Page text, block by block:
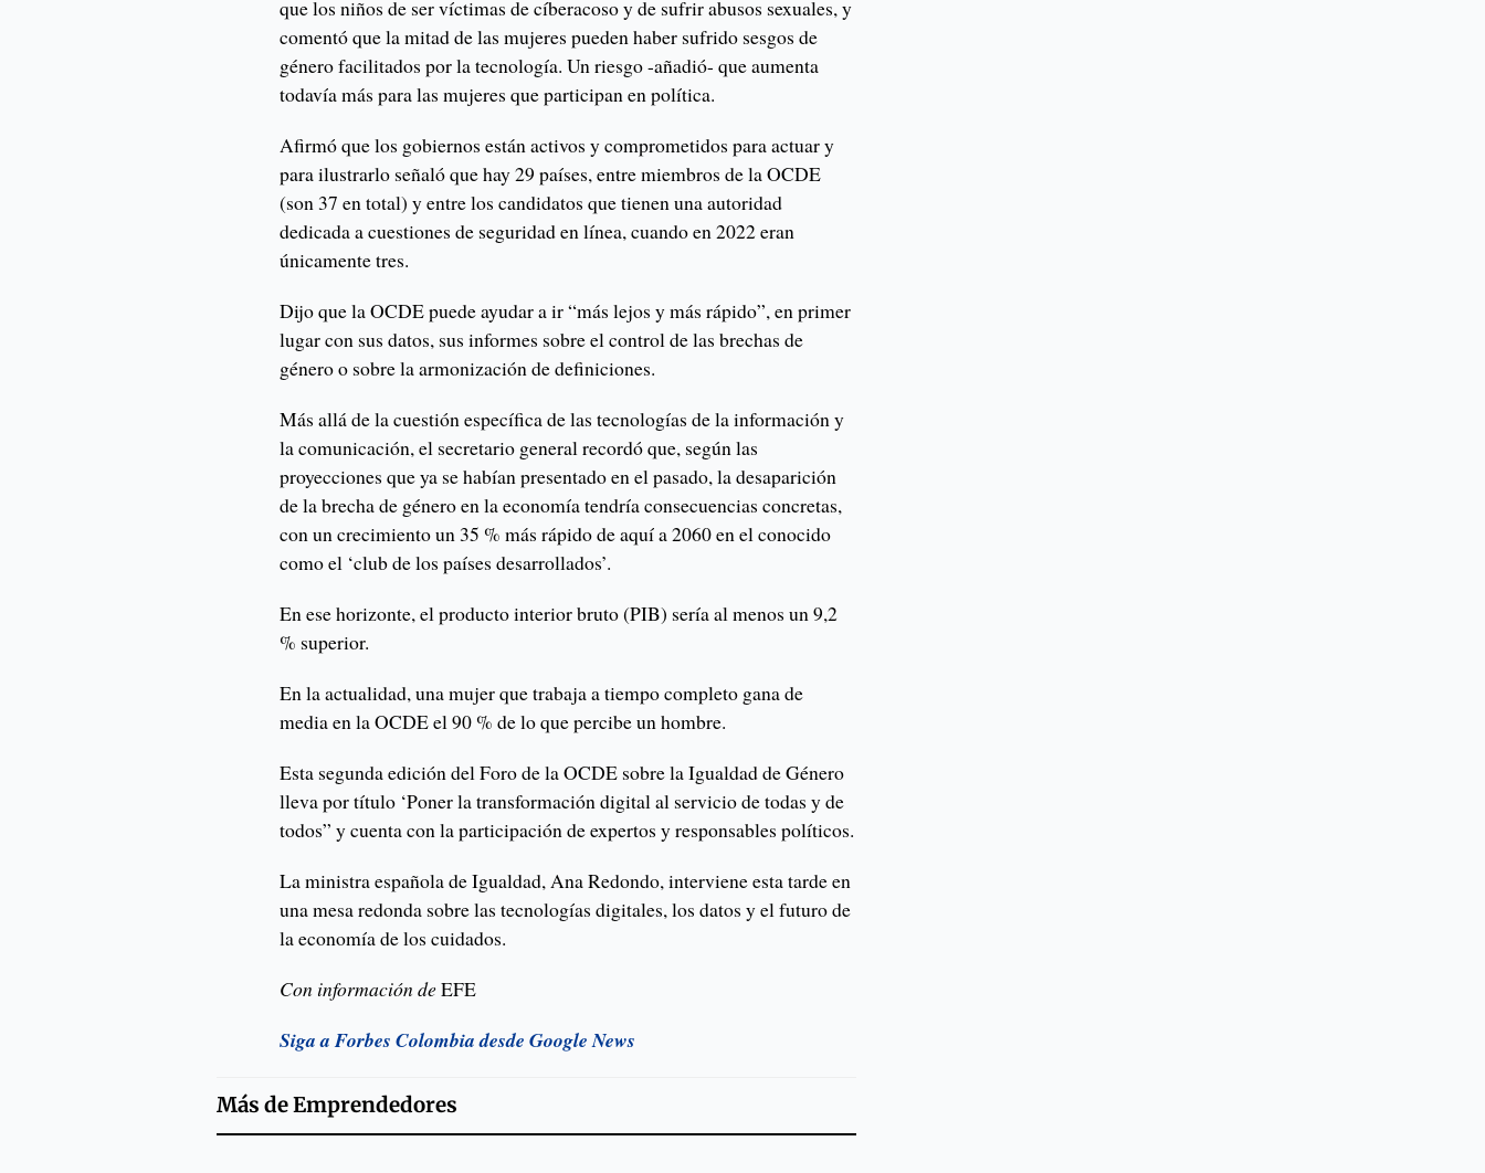
que los niños de ser víctimas de cíberacoso y de sufrir abusos sexuales, y
comentó que la mitad de las mujeres pueden haber sufrido sesgos de
género facilitados por la tecnología. Un riesgo -añadió- que aumenta
todavía más para las mujeres que participan en política.
Afirmó que los gobiernos están activos y comprometidos para actuar y
para ilustrarlo señaló que hay 29 países, entre miembros de la OCDE
(son 37 en total) y entre los candidatos que tienen una autoridad
dedicada a cuestiones de seguridad en línea, cuando en 2022 eran
únicamente tres.
Dijo que la OCDE puede ayudar a ir “más lejos y más rápido”, en primer
lugar con sus datos, sus informes sobre el control de las brechas de
género o sobre la armonización de definiciones.
Más allá de la cuestión específica de las tecnologías de la información y
la comunicación, el secretario general recordó que, según las
proyecciones que ya se habían presentado en el pasado, la desaparición
de la brecha de género en la economía tendría consecuencias concretas,
con un crecimiento un 35 % más rápido de aquí a 2060 en el conocido
como el ‘club de los países desarrollados’.
En ese horizonte, el producto interior bruto (PIB) sería al menos un 9,2
% superior.
En la actualidad, una mujer que trabaja a tiempo completo gana de
media en la OCDE el 90 % de lo que percibe un hombre.
Esta segunda edición del Foro de la OCDE sobre la Igualdad de Género
lleva por título ‘Poner la transformación digital al servicio de todas y de
todos” y cuenta con la participación de expertos y responsables políticos.
La ministra española de Igualdad, Ana Redondo, interviene esta tarde en
una mesa redonda sobre las tecnologías digitales, los datos y el futuro de
la economía de los cuidados.
Con información deEFE
Siga a Forbes Colombia desde Google News
Más deEmprendedores